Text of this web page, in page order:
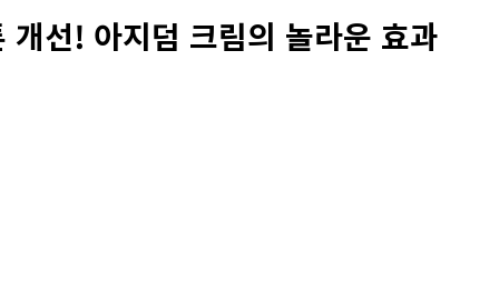
개선! 아지덤 크림의 놀라운 효과